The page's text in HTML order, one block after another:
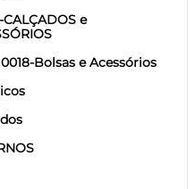
e
0018-Bolsas e Acessórios